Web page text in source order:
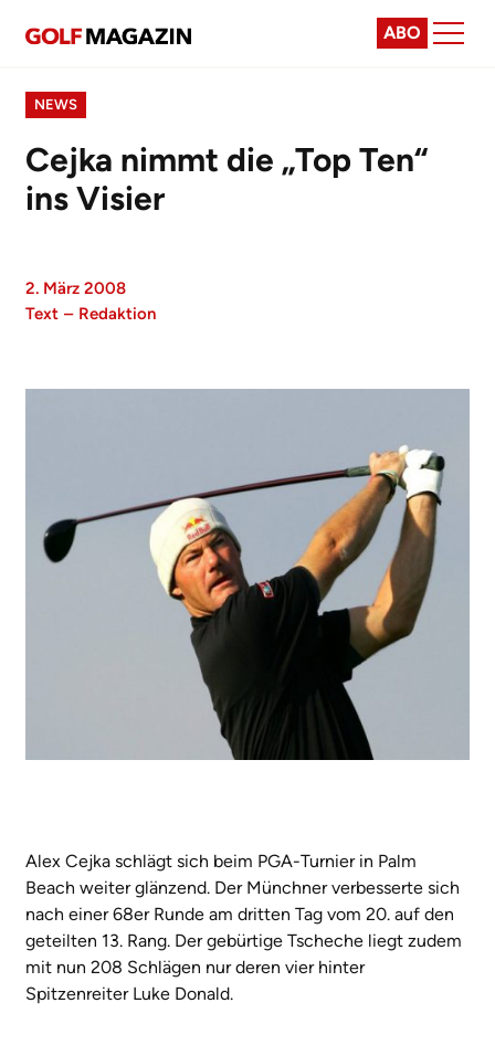
ABO
NEWS
Cejka nimmt die „Top Ten“
ins Visier
2. März 2008
Text – Redaktion
Alex Cejka schlägt sich beim PGA-Turnier in Palm
Beach weiter glänzend. Der Münchner verbesserte sich
nach einer 68er Runde am dritten Tag vom 20. auf den
geteilten 13. Rang. Der gebürtige Tscheche liegt zudem
mit nun 208 Schlägen nur deren vier hinter
Spitzenreiter Luke Donald.